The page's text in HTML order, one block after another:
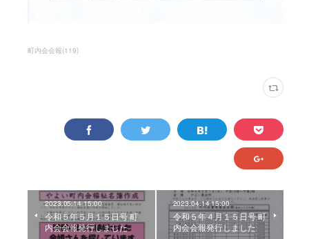
町内会会報(119)
2023.05.14 15:00
令和５年５月１５日号 町
内会会報発行しました
2023.04.14 15:00
令和５年４月１５日号 町
内会会報発行しました